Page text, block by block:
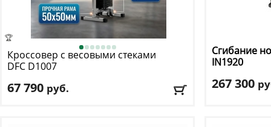
🏆
Кроссовер с весовыми стеками
DFC D1007
67 790 руб.
Сгибание
IN1920
267 300